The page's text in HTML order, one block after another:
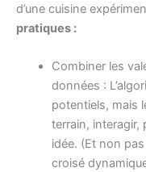
d’une cuisine
pratiques :
Combiner les
données :
potentiels, mais
terrain, interagir,
idée. (Et non
croisé